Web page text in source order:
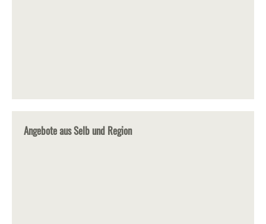
Angebote aus Selb und Region